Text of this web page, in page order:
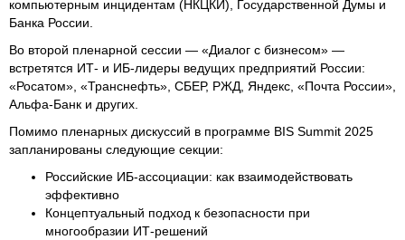
компьютерным инцидентам (НКЦКИ), Государственной Думы и
Банка России.
Во второй пленарной сессии — «Диалог с бизнесом» —
встретятся ИТ- и ИБ-лидеры ведущих предприятий России:
«Росатом», «Транснефть», СБЕР, РЖД, Яндекс, «Почта России»,
Альфа-Банк и других.
Помимо пленарных дискуссий в программе BIS Summit 2025
запланированы следующие секции:
Российские ИБ-ассоциации: как взаимодействовать
эффективно
Концептуальный подход к безопасности при
многообразии ИТ-решений